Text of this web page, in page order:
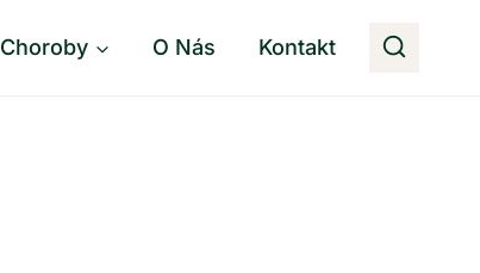
Choroby O Nás Kontakt